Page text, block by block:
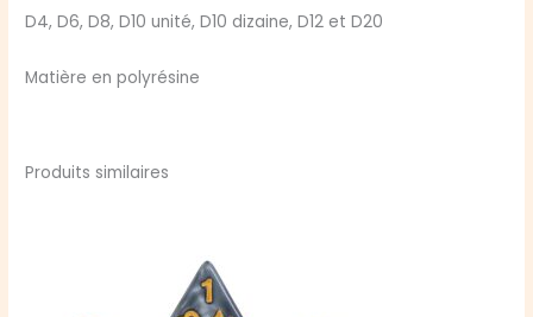
D4, D6, D8, D10 unité, D10 dizaine, D12 et D20
Matière en polyrésine
Produits similaires